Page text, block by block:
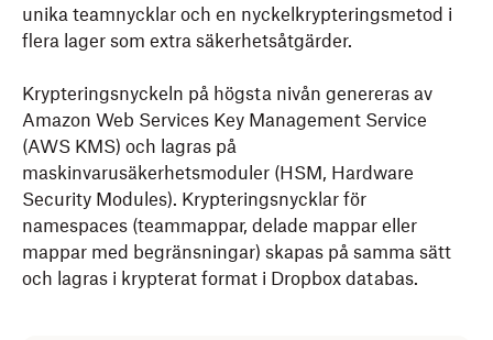
unika teamnycklar och en nyckelkrypteringsmetod i
flera lager som extra säkerhetsåtgärder.
Krypteringsnyckeln på högsta nivån genereras av
Amazon Web Services Key Management Service
(AWS KMS) och lagras på
maskinvarusäkerhetsmoduler (HSM, Hardware
Security Modules). Krypteringsnycklar för
namespaces (teammappar, delade mappar eller
mappar med begränsningar) skapas på samma sätt
och lagras i krypterat format i Dropbox databas.